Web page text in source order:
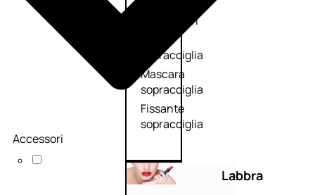
e correttori
Matita
sopracciglia
Mascara
sopracciglia
Fissante
sopracciglia
Labbra
Accessori